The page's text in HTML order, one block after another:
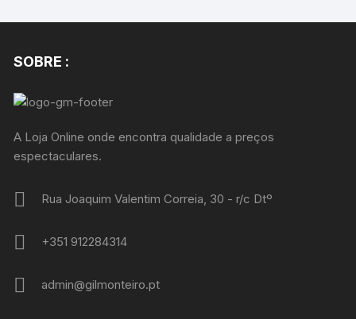
SOBRE :
A Loja Online onde encontra qualidade a preços
espectaculares.
Rua Joaquim Valentim Correia, 30 - r/c Dtº
+351 912284314
admin@gilmonteiro.pt